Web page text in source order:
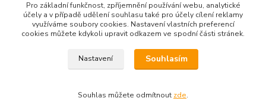
Email:info@agroczechia.cz- kdykoliv
Užitečné informace
lesníckeho náradia a potrieb
Formulář odstoupení o
Reklamace a vrácení zbožíRady a tipyTabulky rozměrů
Pro základní funkčnost, zpříjemnění používání webu, analytické
účely a v případě udělení souhlasu také pro účely cílení reklamy
využíváme soubory cookies. Nastavení vlastních preferencí
cookies můžete kdykoli upravit odkazem ve spodní části stránek.
Nastavení Souhlasím
Souhlas můžete odmítnout zde.